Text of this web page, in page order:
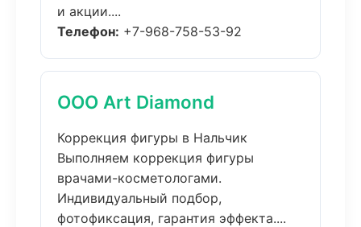
и акции....
Телефон: +7-968-758-53-92
ООО Art Diamond
Коррекция фигуры в Нальчик
Выполняем коррекция фигуры
врачами-косметологами.
Индивидуальный подбор,
фотофиксация, гарантия эффекта....